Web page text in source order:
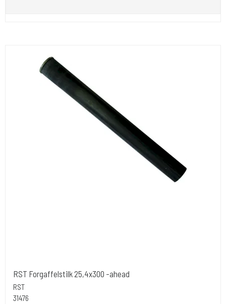
RST Forgaffelstilk 25,4x300 -ahead
RST
31476